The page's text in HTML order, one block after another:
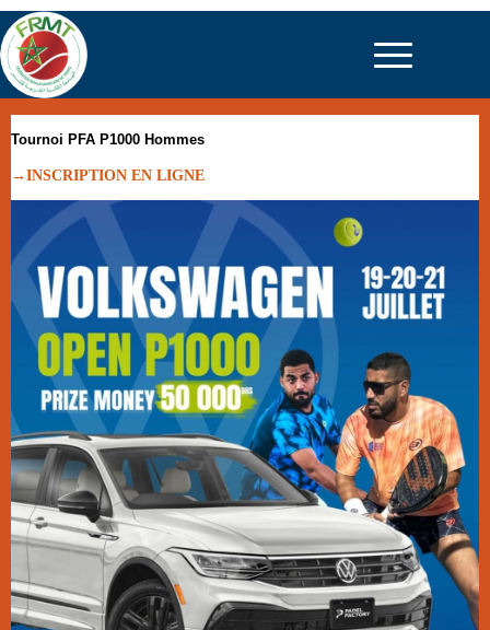
Tournoi PFA P1000 Hommes
→INSCRIPTION EN LIGNE